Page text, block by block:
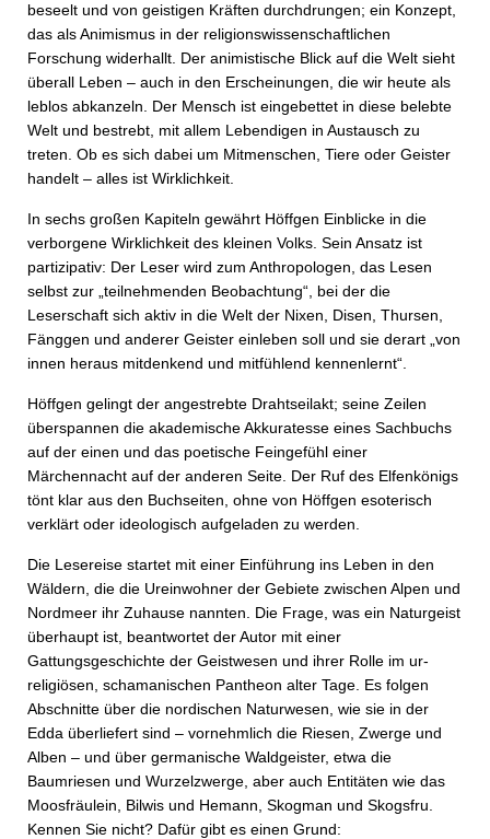
beseelt und von geistigen Kräften durchdrungen; ein Konzept,
das als Animismus in der religionswissenschaftlichen
Forschung widerhallt. Der animistische Blick auf die Welt sieht
überall Leben – auch in den Erscheinungen, die wir heute als
leblos abkanzeln. Der Mensch ist eingebettet in diese belebte
Welt und bestrebt, mit allem Lebendigen in Austausch zu
treten. Ob es sich dabei um Mitmenschen, Tiere oder Geister
handelt – alles ist Wirklichkeit.
In sechs großen Kapiteln gewährt Höffgen Einblicke in die
verborgene Wirklichkeit des kleinen Volks. Sein Ansatz ist
partizipativ: Der Leser wird zum Anthropologen, das Lesen
selbst zur „teilnehmenden Beobachtung“, bei der die
Leserschaft sich aktiv in die Welt der Nixen, Disen, Thursen,
Fänggen und anderer Geister einleben soll und sie derart „von
innen heraus mitdenkend und mitfühlend kennenlernt“.
Höffgen gelingt der angestrebte Drahtseilakt; seine Zeilen
überspannen die akademische Akkuratesse eines Sachbuchs
auf der einen und das poetische Feingefühl einer
Märchennacht auf der anderen Seite. Der Ruf des Elfenkönigs
tönt klar aus den Buchseiten, ohne von Höffgen esoterisch
verklärt oder ideologisch aufgeladen zu werden.
Die Lesereise startet mit einer Einführung ins Leben in den
Wäldern, die die Ureinwohner der Gebiete zwischen Alpen und
Nordmeer ihr Zuhause nannten. Die Frage, was ein Naturgeist
überhaupt ist, beantwortet der Autor mit einer
Gattungsgeschichte der Geistwesen und ihrer Rolle im ur-
religiösen, schamanischen Pantheon alter Tage. Es folgen
Abschnitte über die nordischen Naturwesen, wie sie in der
Edda überliefert sind – vornehmlich die Riesen, Zwerge und
Alben – und über germanische Waldgeister, etwa die
Baumriesen und Wurzelzwerge, aber auch Entitäten wie das
Moosfräulein, Bilwis und Hemann, Skogman und Skogsfru.
Kennen Sie nicht? Dafür gibt es einen Grund: